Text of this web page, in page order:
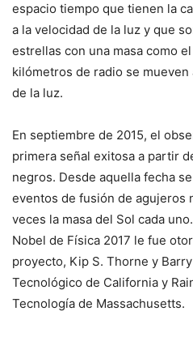
espacio tiempo que tienen la
a la velocidad de la luz y que
estrellas con una masa como
kilómetros de radio se
de la luz.
En septiembre de 2015, el
primera señal exitosa a partir
negros. Desde aquella fecha
eventos de fusión de agujeros
veces la masa del Sol cada
Nobel de Física 2017 le fue
proyecto, Kip S. Thorne y
Tecnológico de California y
Tecnología de Massachusetts.